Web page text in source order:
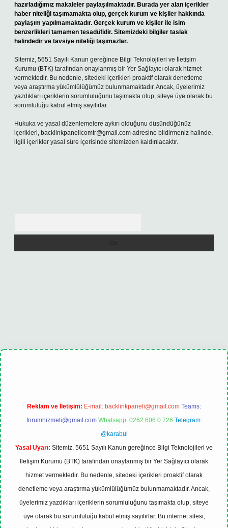
hazırladığımız makaleler paylaşılmaktadır. Burada yer alan içerikler
haber niteliği taşımamakta olup, gerçek kurum ve kişiler hakkında
paylaşım yapılmamaktadır. Gerçek kurum ve kişiler ile isim
benzerlikleri tamamen tesadüfidir. Sitemizdeki bilgiler taslak
halindedir ve tavsiye niteliği taşımazlar.
Sitemiz, 5651 Sayılı Kanun gereğince Bilgi Teknolojileri ve İletişim
Kurumu (BTK) tarafından onaylanmış bir Yer Sağlayıcı olarak hizmet
vermektedir. Bu nedenle, sitedeki içerikleri proaktif olarak denetleme
veya araştırma yükümlülüğümüz bulunmamaktadır. Ancak, üyelerimiz
yazdıkları içeriklerin sorumluluğunu taşımakta olup, siteye üye olarak bu
sorumluluğu kabul etmiş sayılırlar.
Hukuka ve yasal düzenlemelere aykırı olduğunu düşündüğünüz
içerikleri, backlinkpanelicomtr@gmail.com adresine bildirmeniz halinde,
ilgili içerikler yasal süre içerisinde sitemizden kaldırılacaktır.
güncel
Reklam ve İletişim: E-mail: backlinkpaneli@gmail.com Teams:
forumhizmeti@gmail.com Whatsapp: 0262 606 0 726 Telegram:
@karabul
Yasal Uyarı: Sitemiz, 5651 Sayılı Kanun gereğince Bilgi Teknolojileri ve
İletişim Kurumu (BTK) tarafından onaylanmış bir Yer Sağlayıcı olarak
hizmet vermektedir. Bu nedenle, sitedeki içerikleri proaktif olarak
denetleme veya araştırma yükümlülüğümüz bulunmamaktadır. Ancak,
üyelerimiz yazdıkları içeriklerin sorumluluğunu taşımakta olup, siteye
üye olarak bu sorumluluğu kabul etmiş sayılırlar. Bu internet sitesi,